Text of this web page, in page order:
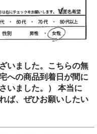
いました。こちらの無
への商品到着日が間に
いました。） 本当に
ば、ぜひお願いしたい